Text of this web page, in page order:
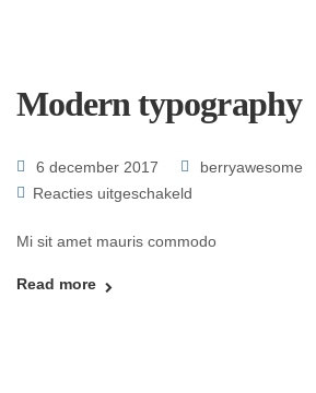
Modern typography
6 december 2017
berryawesome
Reacties uitgeschakeld
Mi sit amet mauris commodo
Read more